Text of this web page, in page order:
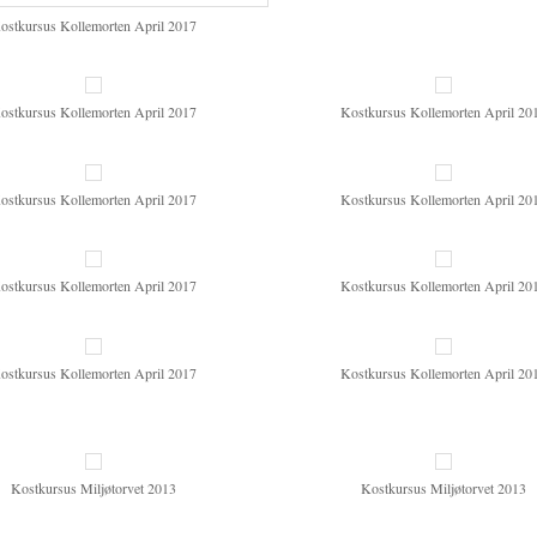
Kollemorten April 2017
Kollemorten April 2017 Kostkursus Kollemorten April
Kollemorten April 2017 Kostkursus Kollemorten April
Kollemorten April 2017 Kostkursus Kollemorten April
Kollemorten April 2017 Kostkursus Kollemorten April
Kostkursus Miljøtorvet 2013 Kostkursus Miljøtorvet 2013